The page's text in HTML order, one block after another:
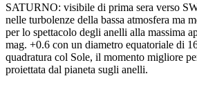
SATURNO: visibile di prima sera verso
nelle turbolenze della bassa atmosfera ma
per lo spettacolo degli anelli alla massima
mag. +0.6 con un diametro equatoriale di
quadratura col Sole, il momento migliore
proiettata dal pianeta sugli anelli.